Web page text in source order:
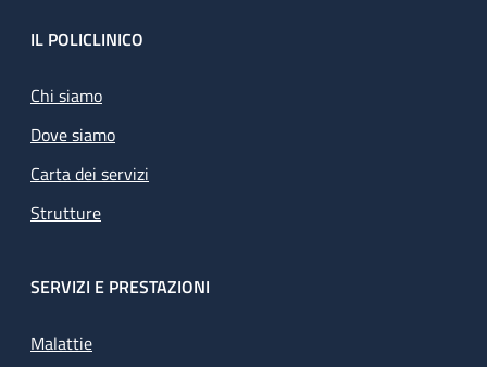
Footer
IL POLICLINICO
Chi siamo
Dove siamo
Carta dei servizi
Strutture
SERVIZI E PRESTAZIONI
Malattie